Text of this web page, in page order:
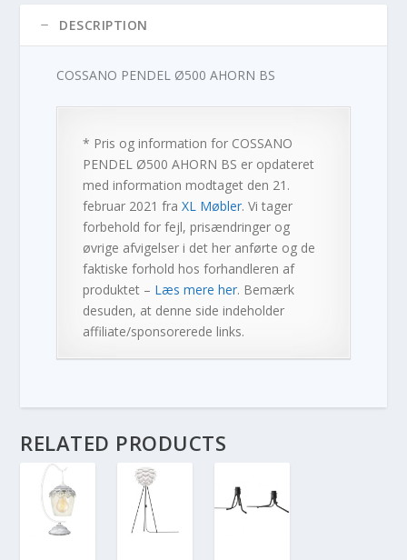
DESCRIPTION
COSSANO PENDEL Ø500 AHORN BS
* Pris og information for COSSANO
PENDEL Ø500 AHORN BS er opdateret
med information modtaget den 21.
februar 2021 fraXL Møbler. Vi tager
forbehold for fejl, prisændringer og
øvrige afvigelser i det her anførte og de
faktiske forhold hos forhandleren af
produktet – Læs mere her. Bemærk
desuden, at denne side indeholder
affiliate/sponsorerede links.
RELATED PRODUCTS